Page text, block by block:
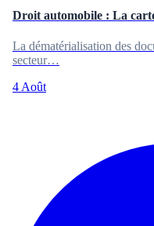
Droit automobile : La
La dématérialisation des
secteur…
4 Août